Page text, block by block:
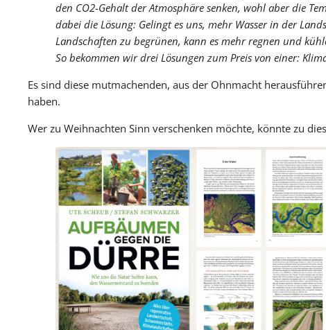
den CO2-Gehalt der Atmosphäre senken, wohl aber die
dabei die Lösung: Gelingt es uns, mehr Wasser in der
Landschaften zu begrünen, kann es mehr regnen und
So bekommen wir drei Lösungen zum Preis von einer:
Es sind diese mutmachenden, aus der Ohnmacht
haben.
Wer zu Weihnachten Sinn verschenken möchte, könnte zu